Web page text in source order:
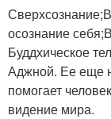
осознание
Буддхическое
Аджной. Ее еще
помогает
видение мира.